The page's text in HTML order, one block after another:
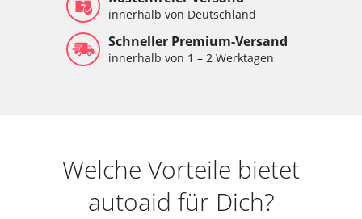
innerhalb von Deutschland
Schneller Premium-Versand
innerhalb von 1 – 2 Werktagen
Welche Vorteile bietet
autoaid für Dich?